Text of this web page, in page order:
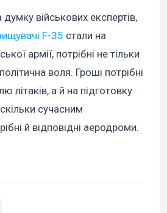
військових експертів,
F-35 стали на
армії, потрібні не тільки
воля. Гроші потрібні
літаків, а й на підготовку
сучасним
й відповідні аеродроми.